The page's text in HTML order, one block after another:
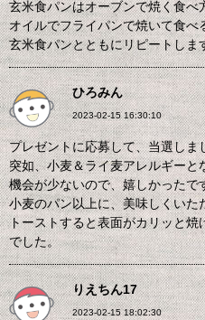
玄米食パンはオーブンで焼く食
オイルでフライパンで焼いて食べ
玄米食パンとともにリピートしま
ひろみん
2023-02-15 16:30:10
プレゼントに応募して、当選しま
突如、小麦＆ライ麦アレルギーと
機会が少ないので、嬉しかったで
小麦のパン以上に、美味しくいた
トーストすると表面がカリッと
でした。
りえちん17
2023-02-15 18:02:30